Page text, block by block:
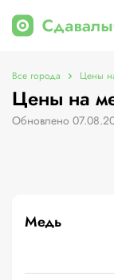
Все города Цены
Цены на
Обновлено
Медь